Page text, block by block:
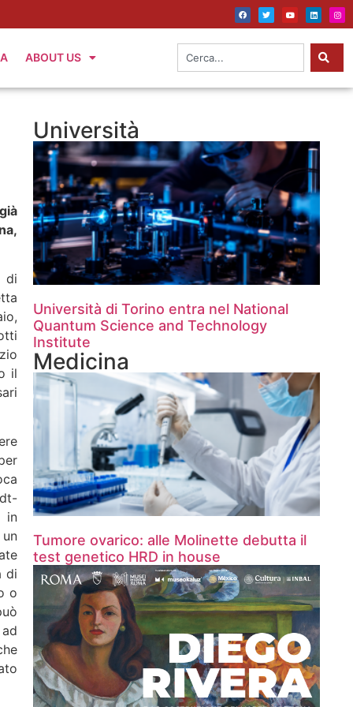
ABOUT US
di
il
in
di
o
Università
Università di Torino entra nel National
Quantum Science and Technology
Institute
Medicina
Tumore ovarico: alle Molinette debutta il
test genetico HRD in house